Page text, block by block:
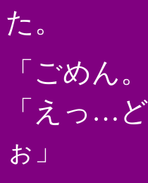
た。
「ごめん
「えっ…
ぉ」